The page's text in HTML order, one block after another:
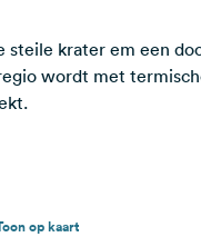
steile krater em een
wordt met
op kaart